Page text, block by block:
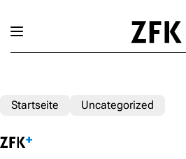
Startseite Uncategorized